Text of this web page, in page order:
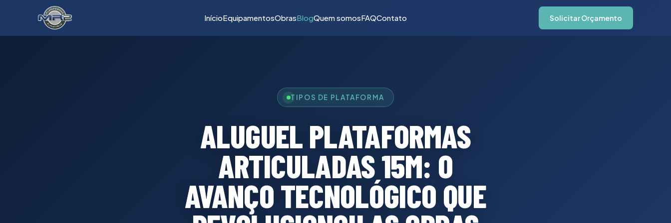
InícioEquipamentosObrasBlogQuem somosFAQContato Solicitar Orçamento
TIPOS DE PLATAFORMA
ALUGUEL PLATAFORMAS
ARTICULADAS 15M: O
AVANÇO TECNOLÓGICO QUE